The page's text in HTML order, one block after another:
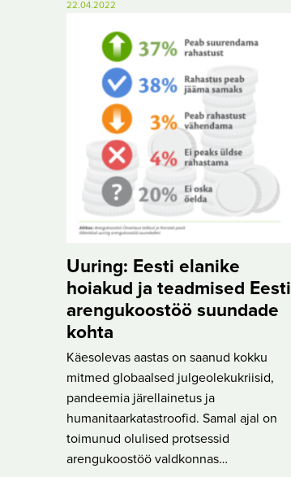
22.04.2022
Uuring: Eesti elanike
hoiakud ja teadmised Eesti
arengukoostöö suundade
kohta
Käesolevas aastas on saanud kokku
mitmed globaalsed julgeolekukriisid,
pandeemia järellainetus ja
humanitaarkatastroofid. Samal ajal on
toimunud olulised protsessid
arengukoostöö valdkonnas…